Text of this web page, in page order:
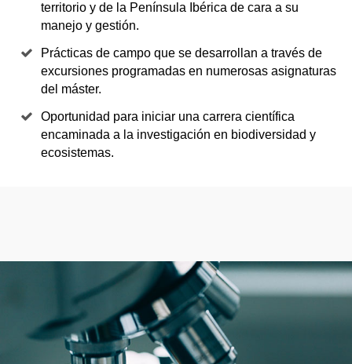
territorio y de la Península Ibérica de cara a su
manejo y gestión.
Prácticas de campo que se desarrollan a través de
excursiones programadas en numerosas asignaturas
del máster.
Oportunidad para iniciar una carrera científica
encaminada a la investigación en biodiversidad y
ecosistemas.